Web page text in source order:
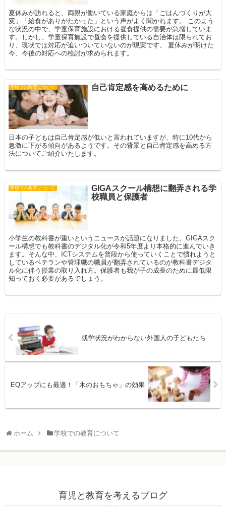
夏休みが訪れると、両親が働いている家庭からは「ごはんづくりが大
変」「給食がありがたかった」という声がよく聞かれます。 このよう
な状況の中で、学童保育施設における昼食提供の需要が急増していま
す。しかし、学童保育施設で昼食を提供している自治体は限られてお
り、現状では対応が追いついていないのが現実です。 夏休みが明けた
今、今後の対応への検討が求められます。
学校での教育について 自己肯定感を高めるために
日本の子どもは自己肯定感が低いと言われていますが、特に10代から
急激に下がる傾向があるようです。その背景と自己肯定感を高める方
法についてご紹介いたします。
学校での教育について
GIGAスクール構想に翻弄される学
校職員と保護者
小学生の教科書が重いというニュースが話題になりました。GIGAスク
ール構想でも教科書のデジタル化が令和5年度より本格的に進んでいき
ます。そんな中、ICTシステムを普段から使っていくことで慣れようと
しているベテランや管理職の職員が翻弄されているのが教科書デジタ
ル化に伴う授業の取り入れ方。保護者も我が子の成長のために最低限
知っておく必要があるでしょう。
就学状況がわからない外国人の子どもたち
EQアップにも最適！「木のおもちゃ」の効果
ホーム 学校での教育について
育児と教育を考えるブログ